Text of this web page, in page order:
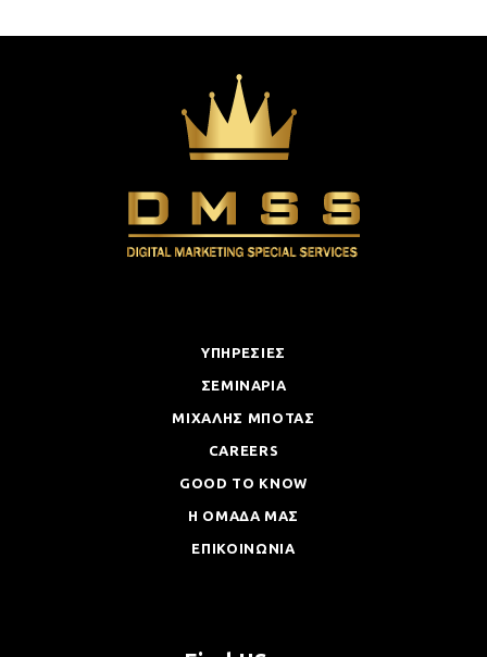
ΥΠΗΡΕΣΙΕΣ
ΣΕΜΙΝΑΡΙΑ
ΜΙΧΑΛΗΣ ΜΠΟΤΑΣ
CAREERS
GOOD TO KNOW
Η ΟΜΑΔΑ ΜΑΣ
ΕΠΙΚΟΙΝΩΝΙΑ